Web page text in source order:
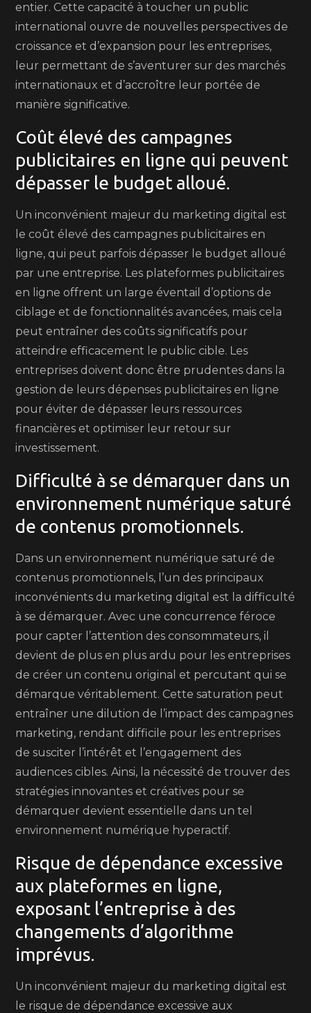
entier. Cette capacité à toucher un public
international ouvre de nouvelles perspectives de
croissance et d’expansion pour les entreprises,
leur permettant de s’aventurer sur des marchés
internationaux et d’accroître leur portée de
manière significative.
Coût élevé des campagnes
publicitaires en ligne qui peuvent
dépasser le budget alloué.
Un inconvénient majeur du marketing digital est
le coût élevé des campagnes publicitaires en
ligne, qui peut parfois dépasser le budget alloué
par une entreprise. Les plateformes publicitaires
en ligne offrent un large éventail d’options de
ciblage et de fonctionnalités avancées, mais cela
peut entraîner des coûts significatifs pour
atteindre efficacement le public cible. Les
entreprises doivent donc être prudentes dans la
gestion de leurs dépenses publicitaires en ligne
pour éviter de dépasser leurs ressources
financières et optimiser leur retour sur
investissement.
Difficulté à se démarquer dans un
environnement numérique saturé
de contenus promotionnels.
Dans un environnement numérique saturé de
contenus promotionnels, l’un des principaux
inconvénients du marketing digital est la difficulté
à se démarquer. Avec une concurrence féroce
pour capter l’attention des consommateurs, il
devient de plus en plus ardu pour les entreprises
de créer un contenu original et percutant qui se
démarque véritablement. Cette saturation peut
entraîner une dilution de l’impact des campagnes
marketing, rendant difficile pour les entreprises
de susciter l’intérêt et l’engagement des
audiences cibles. Ainsi, la nécessité de trouver des
stratégies innovantes et créatives pour se
démarquer devient essentielle dans un tel
environnement numérique hyperactif.
Risque de dépendance excessive
aux plateformes en ligne,
exposant l’entreprise à des
changements d’algorithme
imprévus.
Un inconvénient majeur du marketing digital est
le risque de dépendance excessive aux